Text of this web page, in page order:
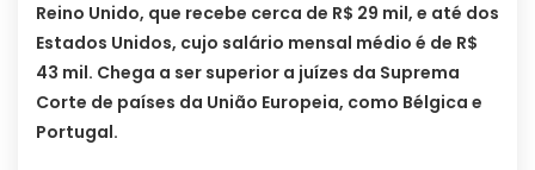
Reino Unido, que recebe cerca de R$ 29 mil, e até dos
Estados Unidos, cujo salário mensal médio é de R$
43 mil. Chega a ser superior a juízes da Suprema
Corte de países da União Europeia, como Bélgica e
Portugal.